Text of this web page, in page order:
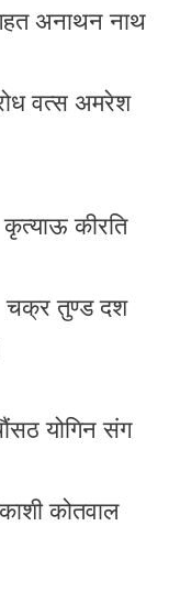
अनाथन नाथ
वत्स अमरेश
कीरति
तुण्ड दश
योगिन संग
कोतवाल